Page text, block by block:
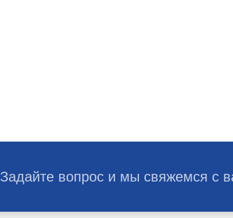
Задайте вопрос и мы свяжемся с